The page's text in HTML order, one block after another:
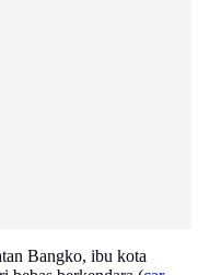
Bangko, ibu kota